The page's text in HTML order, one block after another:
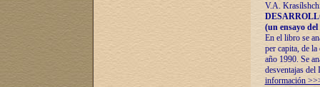
V.A.
(un ensayo
En el libro se
per capita, de
año 1990. Se
desventajas
información